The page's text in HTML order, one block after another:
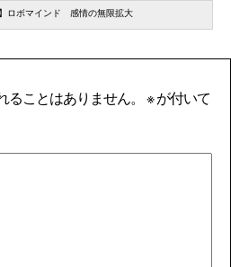
】ロボマインド 感情の無限拡大
ことはありません。 ※が付いて